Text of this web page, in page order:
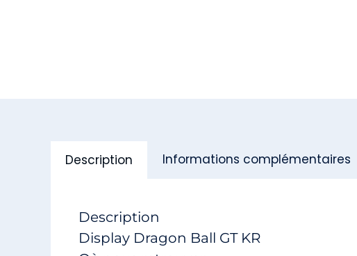
Description Informations complémentaires
Description
Display Dragon Ball GT KR